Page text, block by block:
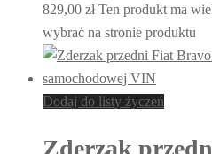
829,00 zł Ten produkt ma
wybrać na stronie produktu
Dodaj do listy życzeń
Zderzak